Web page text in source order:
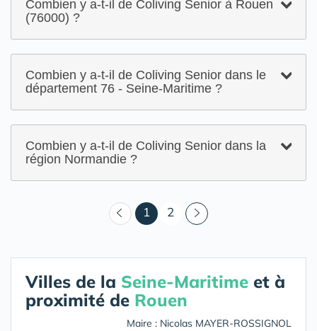
Combien y a-t-il de Coliving Senior à Rouen
(76000) ?
Combien y a-t-il de Coliving Senior dans le
département 76 - Seine-Maritime ?
Combien y a-t-il de Coliving Senior dans la
région Normandie ?
1 (courant)
2
Villes de la Seine-Maritime et à
proximité de Rouen
Maire : Nicolas MAYER-ROSSIGNOL